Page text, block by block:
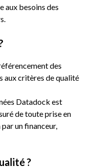
aux besoins des
des
aux critères de qualité
Datadock est
de toute prise en
un financeur,
?